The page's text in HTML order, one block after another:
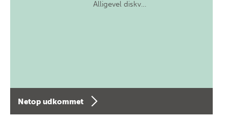
Alligevel diskv…
Netop udkommet